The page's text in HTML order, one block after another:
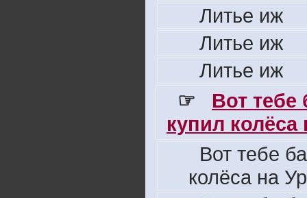
Литье иж
Литье иж
Литье иж
☞
Вот
купил колёса
Вот тебе
колёса на